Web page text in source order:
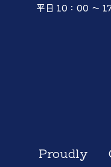
平日 10：00 ～
Proudly